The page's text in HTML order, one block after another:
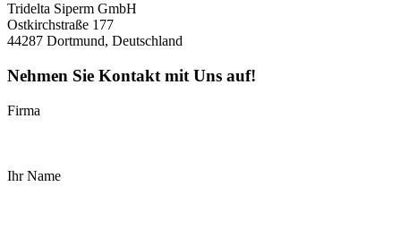
Tridelta Siperm GmbH
Ostkirchstraße 177
44287 Dortmund, Deutschland
Nehmen Sie Kontakt mit Uns auf!
Firma
Ihr Name